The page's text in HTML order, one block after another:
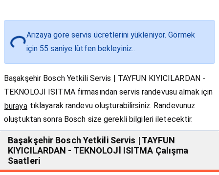
Loading...
Arızaya göre servis ücretlerini yükleniyor. Görmek
için 55 saniye lütfen bekleyiniz..
Başakşehir Bosch Yetkili Servis | TAYFUN KIYICILARDAN -
TEKNOLOJİ ISITMA firmasından servis randevusu almak için
buraya tıklayarak randevu oluşturabilirsiniz. Randevunuz
oluştuktan sonra Bosch size gerekli bilgileri iletecektir.
Başakşehir Bosch Yetkili Servis | TAYFUN
KIYICILARDAN - TEKNOLOJİ ISITMA Çalışma
Saatleri